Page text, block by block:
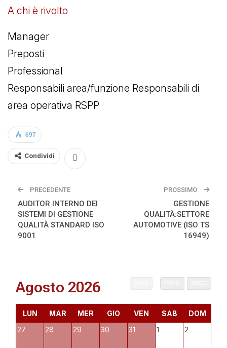
A chi è rivolto
Manager
Preposti
Professional
Responsabili area/funzione Responsabili di
area operativa RSPP
697
Condividi
PRECEDENTE
AUDITOR INTERNO DEI
SISTEMI DI GESTIONE
QUALITÀ STANDARD ISO
9001
PROSSIMO
GESTIONE
QUALITÀ:SETTORE
AUTOMOTIVE (ISO TS
16949)
Agosto 2026
LUN MAR MER GIO VEN SAB
DOM
27
28 29 30 31 1 2